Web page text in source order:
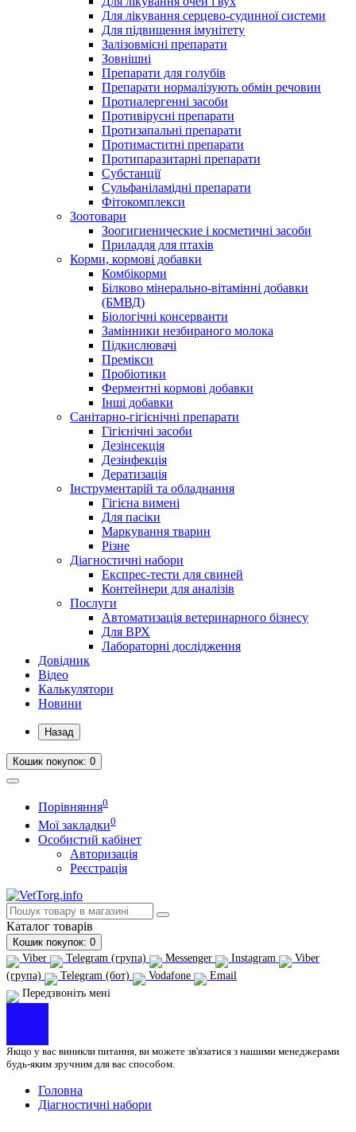
Для лікування серцево-судинної системи
Для підвищення імунітету
Залізовмісні препарати
Зовнішні
Препарати для голубів
Препарати нормалізують обмін речовин
Протиалергенні засоби
Противірусні препарати
Протизапальні препарати
Протимаститні препарати
Протипаразитарні препарати
Субстанції
Сульфаніламідні препарати
Фітокомплекси
Зоотовари
Зоогигиенические і косметичні засоби
Приладдя для птахів
Корми, кормові добавки
Комбікорми
Білково мінерально-вітамінні добавки
(БМВД)
Біологічні консерванти
Замінники незбираного молока
Підкислювачі
Премікси
Пробіотики
Ферментні кормові добавки
Інші добавки
Санітарно-гігієнічні препарати
Гігієнічні засоби
Дезінсекція
Дезінфекція
Дератизація
Інструментарій та обладнання
Гігієна вимені
Для пасіки
Маркування тварин
Різне
Діагностичні набори
Експрес-тести для свиней
Контейнери для аналізів
Послуги
Автоматизація ветеринарного бізнесу
Для ВРХ
Лабораторні дослідження
Довідник
Відео
Калькулятори
Новини
Назад
Кошик покупок: 0
Порівняння0
Мої закладки0
Особистий кабінет
Авторизація
Реєстрація
Каталог товарів
Кошик покупок: 0
Viber
Telegram (група) Messenger Instagram
Viber
(група)
Telegram (бот) Vodafone
Email
Передзвоніть мені
Якщо у вас виникли питання, ви можете зв'язатися з нашими менеджерами
будь-яким зручним для вас способом.
Головна
Діагностичні набори